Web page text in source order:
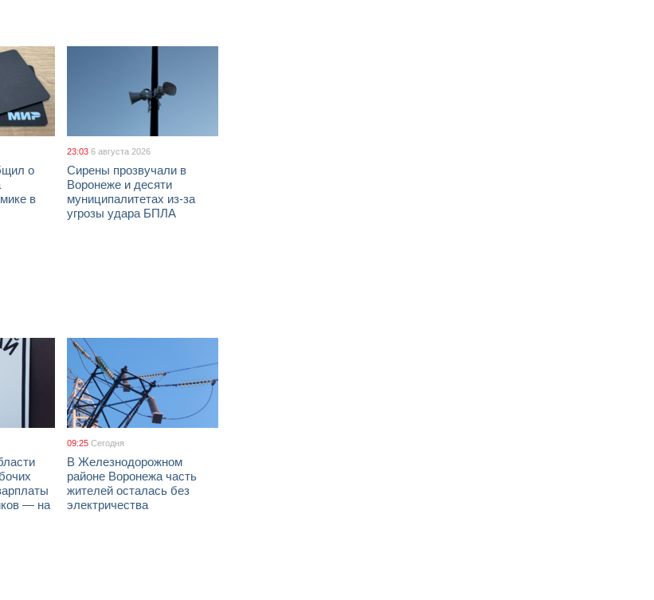
о
в
23:03 6 августа 2026
Сирены прозвучали в
Воронеже и десяти
муниципалитетах из-за
угрозы удара БПЛА
— на
09:25 Сегодня
В Железнодорожном
районе Воронежа часть
жителей осталась без
электричества